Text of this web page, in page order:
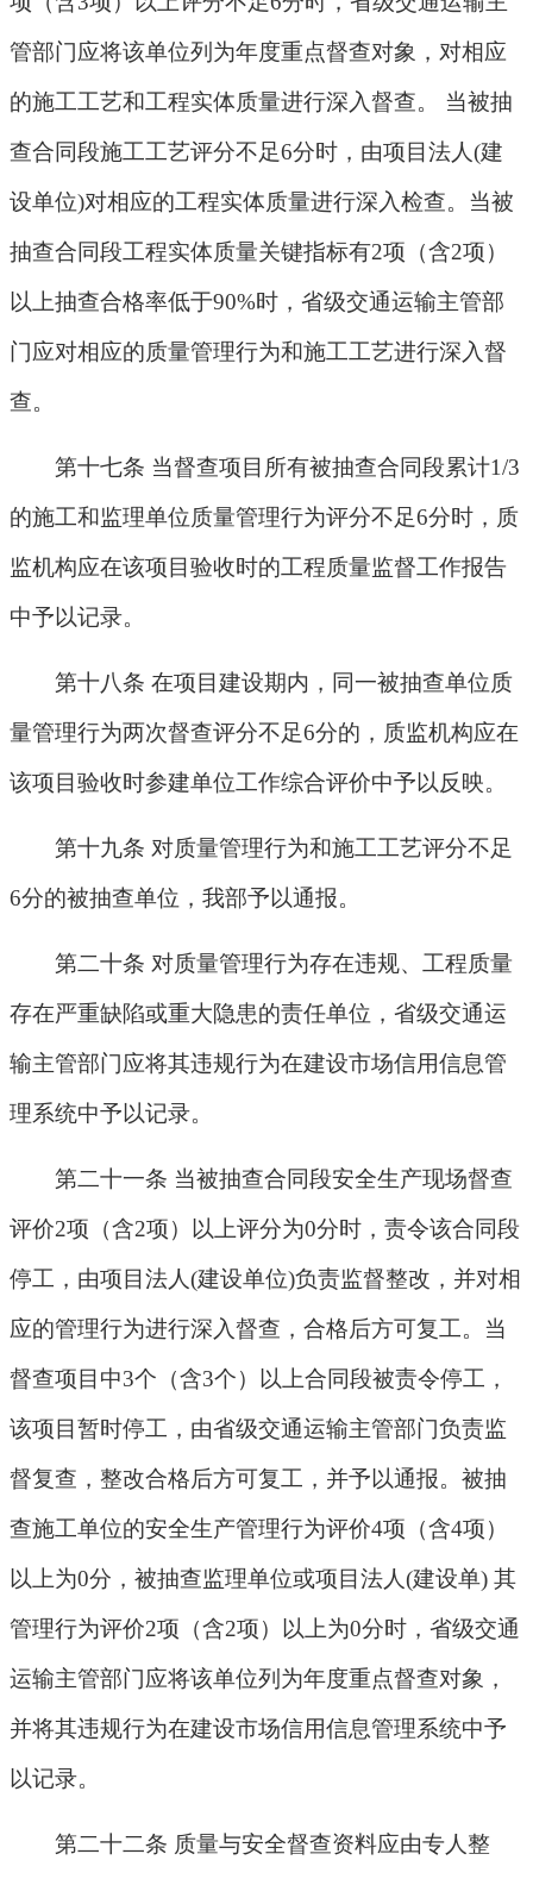
管部门应将该单位列为年度重点督查对象，对相应
的施工工艺和工程实体质量进行深入督查。
当被抽
查合同段施工工艺评分不足6分时，由项目法人(建
设单位)对相应的工程实体质量进行深入检查。当被
抽查合同段工程实体质量关键指标有2项（含2项）
以上抽查合格率低于90%时，省级交通运输主管部
门应对相应的质量管理行为和施工工艺进行深入督
查。
第十七条 当督查项目所有被抽查合同段累计1/3
的施工和监理单位质量管理行为评分不足6分时，质
监机构应在该项目验收时的工程质量监督工作报告
中予以记录。
第十八条 在项目建设期内，同一被抽查单位质
量管理行为两次督查评分不足6分的，质监机构应在
该项目验收时参建单位工作综合评价中予以反映。
第十九条 对质量管理行为和施工工艺评分不足
6分的被抽查单位，我部予以通报。
第二十条 对质量管理行为存在违规、工程质量
存在严重缺陷或重大隐患的责任单位，省级交通运
输主管部门应将其违规行为在建设市场信用信息管
理系统中予以记录。
第二十一条 当被抽查合同段安全生产现场督查
评价2项（含2项）以上评分为0分时，责令该合同段
停工，由项目法人(建设单位)负责监督整改，并对相
应的管理行为进行深入督查，合格后方可复工。当
督查项目中3个（含3个）以上合同段被责令停工，
该项目暂时停工，由省级交通运输主管部门负责监
督复查，整改合格后方可复工，并予以通报。被抽
查施工单位的安全生产管理行为评价4项（含4项）
以上为0分，被抽查监理单位或项目法人(建设单) 其
管理行为评价2项（含2项）以上为0分时，省级交通
运输主管部门应将该单位列为年度重点督查对象，
并将其违规行为在建设市场信用信息管理系统中予
以记录。
第二十二条 质量与安全督查资料应由专人整